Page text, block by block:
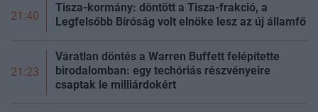
21:40
Tisza-kormány: döntött a Tisza-frakció, a
Legfelsőbb Bíróság volt elnöke lesz az új államfő
21:23
Váratlan döntés a Warren Buffett felépítette
birodalomban: egy techóriás részvényeire
csaptak le milliárdokért